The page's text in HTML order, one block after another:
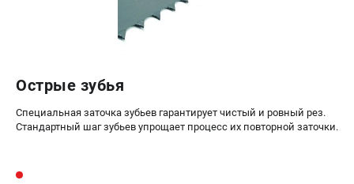
Патроны и переходники
Прижимные устройства
Рольганги-роликовые опоры
Цанги и зажимы
ПОЛЕЗНЫЕ СТАТЬИ
Острые зубья
Специальная заточка зубьев гарантирует чистый и ровный рез.
Стандартный шаг зубьев упрощает процесс их повторной заточки.